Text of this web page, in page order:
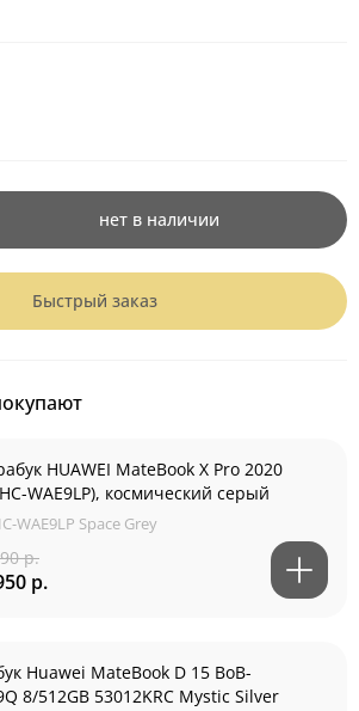
нет в наличии
Быстрый заказ
HUAWEI MateBook X Pro 2020
WAE9LP), космический серый
WAE9LP Space Grey
р.
р.
Huawei MateBook D 15 BoB-
8/512GB 53012KRC Mystic Silver